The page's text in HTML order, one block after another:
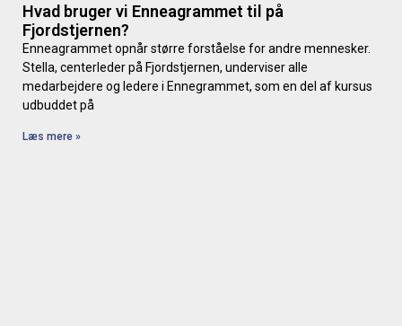
Hvad bruger vi Enneagrammet til på
Fjordstjernen?
Enneagrammet opnår større forståelse for andre mennesker.
Stella, centerleder på Fjordstjernen, underviser alle
medarbejdere og ledere i Ennegrammet, som en del af kursus
udbuddet på
Læs mere »